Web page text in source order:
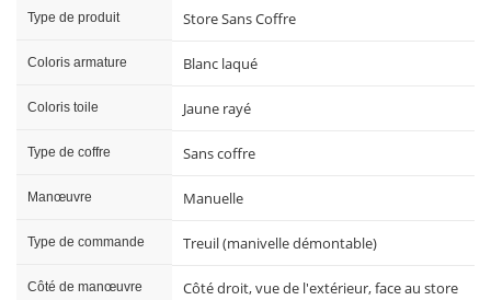
Type de produit Store Sans Coffre
Coloris armature Blanc laqué
Coloris toile Jaune rayé
Type de coffre Sans coffre
Manœuvre Manuelle
Type de commande Treuil (manivelle démontable)
Côté de manœuvre Côté droit, vue de l'extérieur, face au store